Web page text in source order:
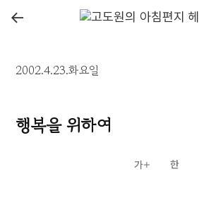
←
2002.4.23.화요일
행복을 위하여